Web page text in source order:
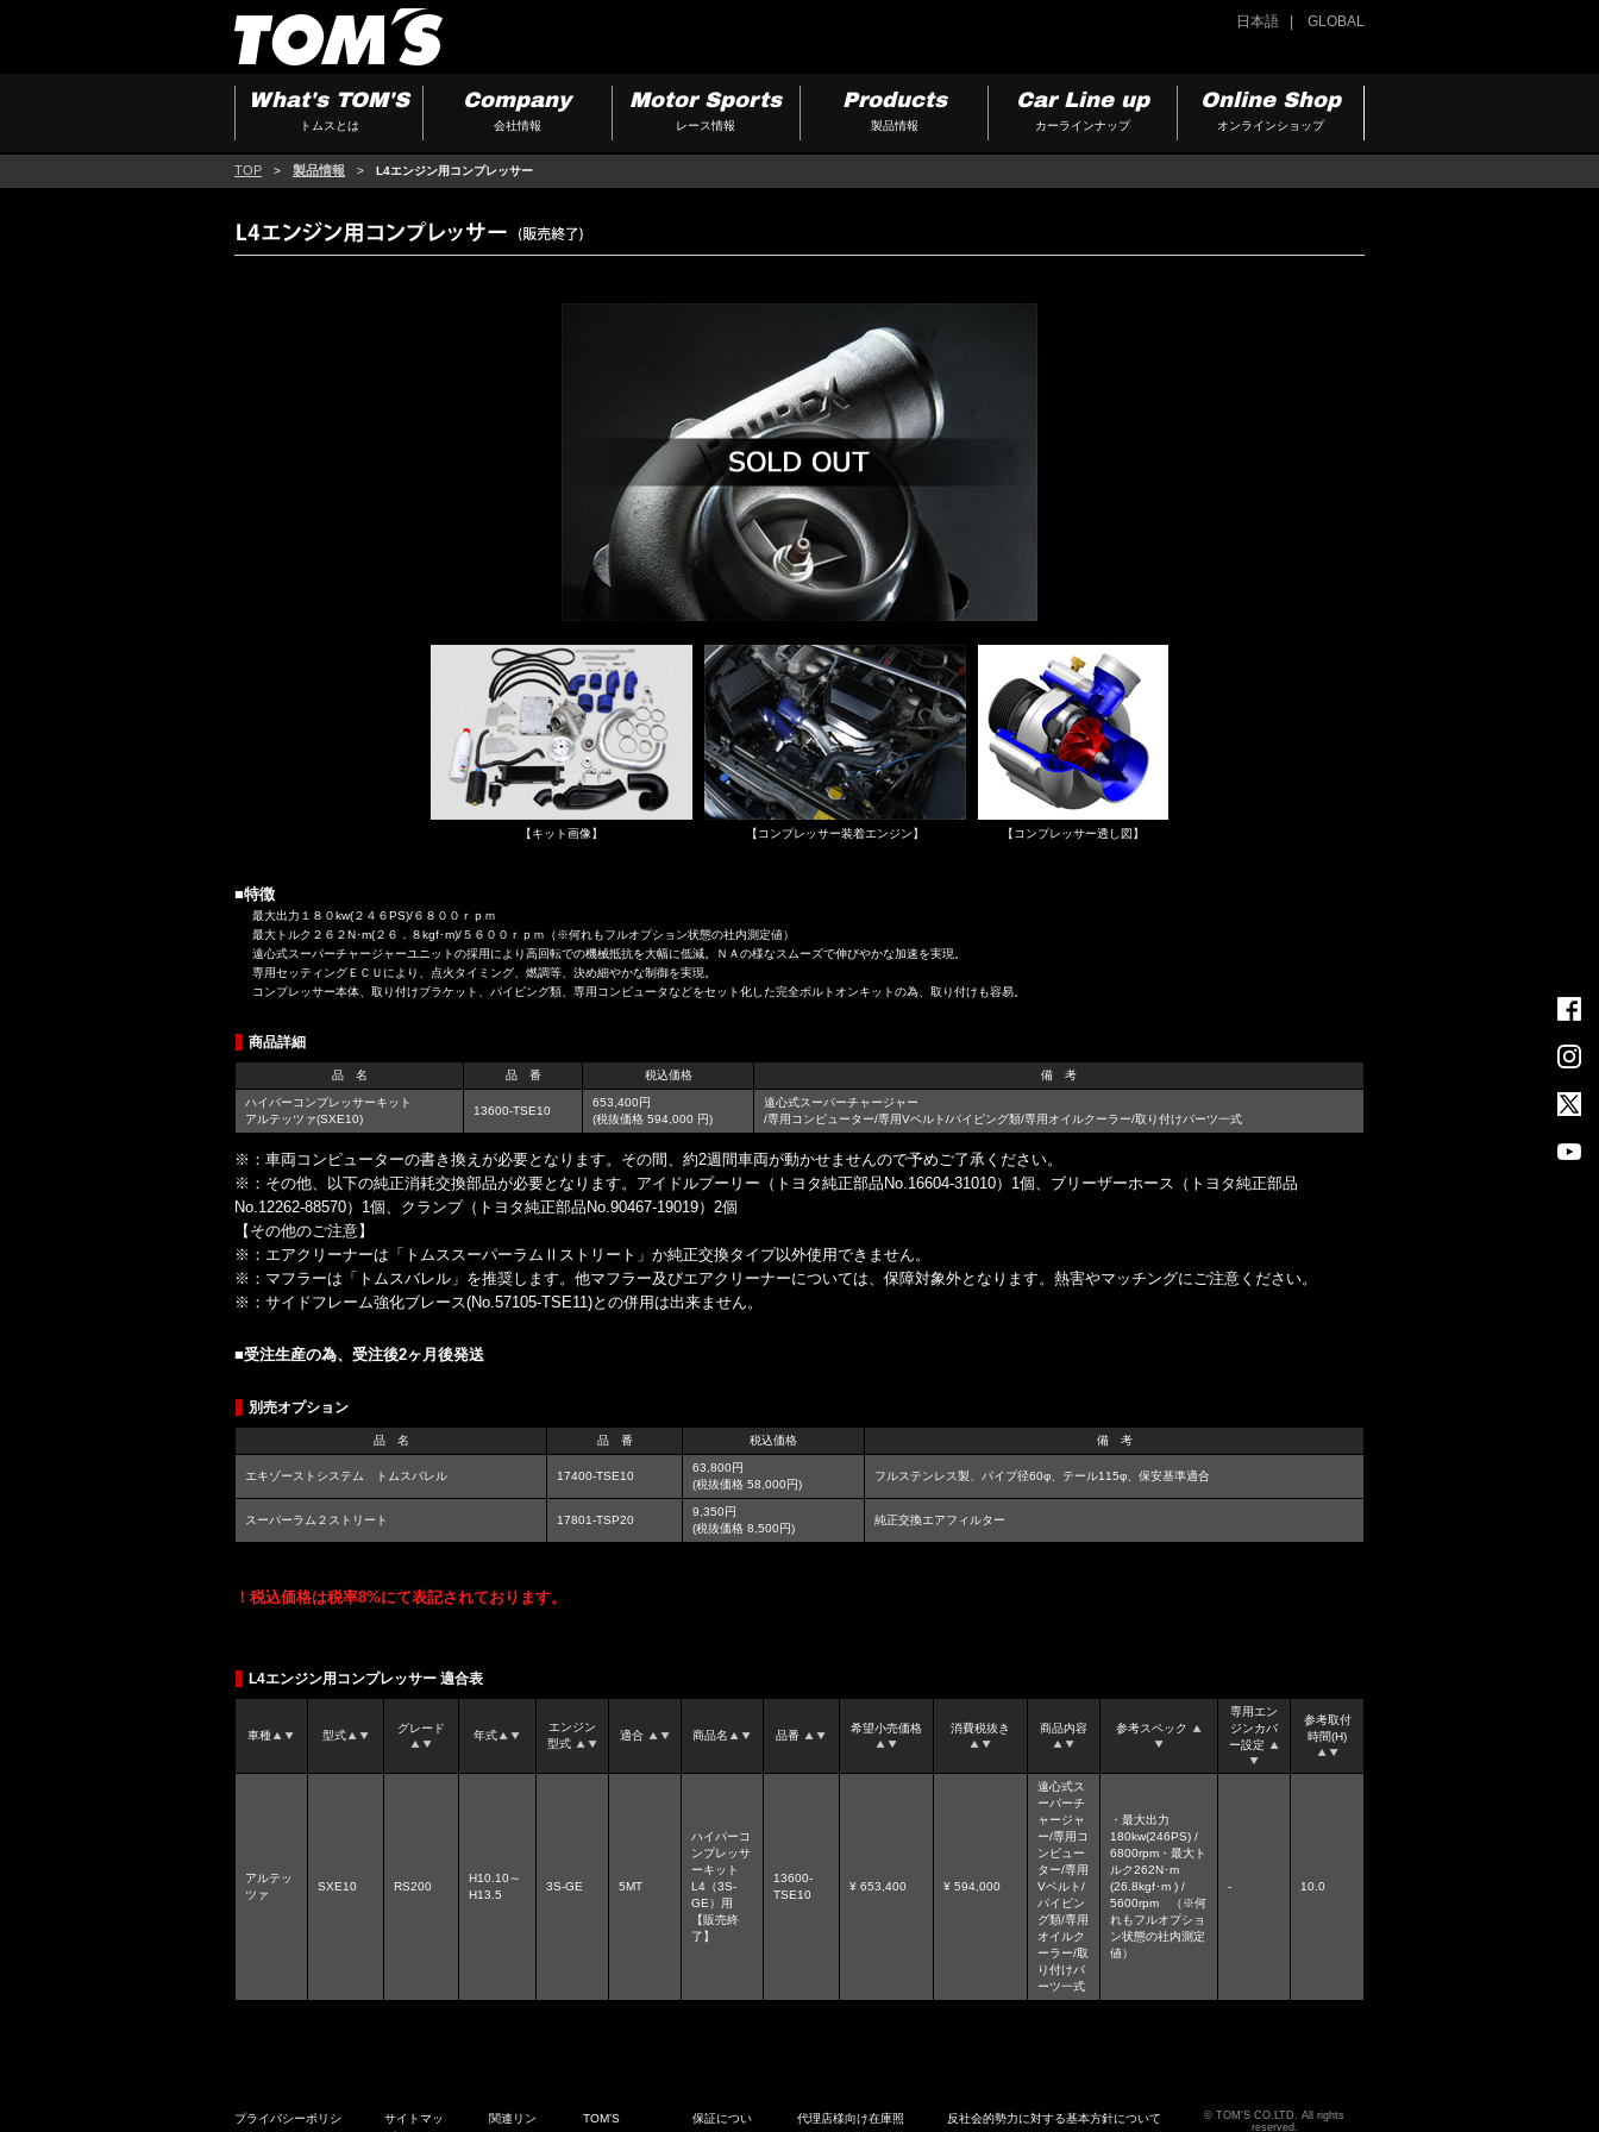
日本語 GLOBAL
What's TOM'S
トムスとは
Company
会社情報
Motor Sports
レース情報
Products
製品情報
Car Line up
カーラインナップ
Online Shop
オンラインショップ
TOP > 製品情報 > L4エンジン用コンプレッサー
【キット画像】 【コンプレッサー装着エンジン】 【コンプレッサー透し図】
■特徴
最大出力１８０kw(２４６PS)/６８００ｒｐｍ
最大トルク２６２N･m(２６．８kgf･m)/５６００ｒｐｍ（※何れもフルオプション状態の社内測定値）
遠心式スーパーチャージャーユニットの採用により高回転での機械抵抗を大幅に低減。ＮＡの様なスムーズで伸びやかな加速を実現。
専用セッティングＥＣＵにより、点火タイミング、燃調等、決め細やかな制御を実現。
コンプレッサー本体、取り付けブラケット、パイピング類、専用コンピュータなどをセット化した完全ボルトオンキットの為、取り付けも容易。
商品詳細
品 名 品 番 税込価格 備 考
ハイパーコンプレッサーキット
アルテッツァ(SXE10)
13600-TSE10
653,400円
(税抜価格 594,000 円)
遠心式スーパーチャージャー
/専用コンピューター/専用Vベルト/パイピング類/専用オイルクーラー/取り付けパーツ一式
※：車両コンピューターの書き換えが必要となります。その間、約2週間車両が動かせませんので予めご了承ください。
※：その他、以下の純正消耗交換部品が必要となります。アイドルプーリー（トヨタ純正部品No.16604-31010）1個、ブリーザーホース（トヨタ純正部品
No.12262-88570）1個、クランプ（トヨタ純正部品No.90467-19019）2個
【その他のご注意】
※：エアクリーナーは「トムススーパーラムⅡストリート」か純正交換タイプ以外使用できません。
※：マフラーは「トムスバレル」を推奨します。他マフラー及びエアクリーナーについては、保障対象外となります。熱害やマッチングにご注意ください。
※：サイドフレーム強化ブレース(No.57105-TSE11)との併用は出来ません。
■受注生産の為、受注後2ヶ月後発送
別売オプション
品 名 品 番 税込価格 備 考
エキゾーストシステム トムスバレル 17400-TSE10
63,800円
(税抜価格 58,000円)
フルステンレス製、パイプ径60φ、テール115φ、保安基準適合
スーパーラム２ストリート 17801-TSP20
9,350円
(税抜価格 8,500円)
純正交換エアフィルター
！税込価格は税率8%にて表記されております。
L4エンジン用コンプレッサー 適合表
車種 型式
グレード
年式
エンジン
型式
適合 商品名 品番
希望小売価格 消費税抜き 商品内容 参考スペック
専用エン
ジンカバ
ー設定
参考取付
時間(H)
アルテッ
ツァ
SXE10 RS200
H10.10～
H13.5
3S-GE 5MT
ハイパーコ
ンプレッサ
ーキット
L4（3S-
GE）用
【販売終
了】
13600-
TSE10
¥ 653,400 ¥ 594,000
遠心式ス
ーパーチ
ャージャ
ー/専用コ
ンピュー
ター/専用
Vベルト/
パイピン
グ類/専用
オイルク
ーラー/取
り付けパ
ーツ一式
・最大出力
180kw(246PS) /
6800rpm・最大ト
ルク262N･m
(26.8kgf･m ) /
5600rpm （※何
れもフルオプショ
ン状態の社内測定
値）
- 10.0
プライバシーポリシ
サイトマッ
関連リン
TOM’S
保証につい
代理店様向け在庫照
反社会的勢力に対する基本方針について
TOM'S CO.LTD. All rights
reserved.